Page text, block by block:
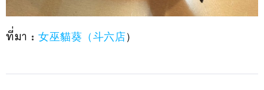
ที่มา : 女巫貓葵（斗六店）